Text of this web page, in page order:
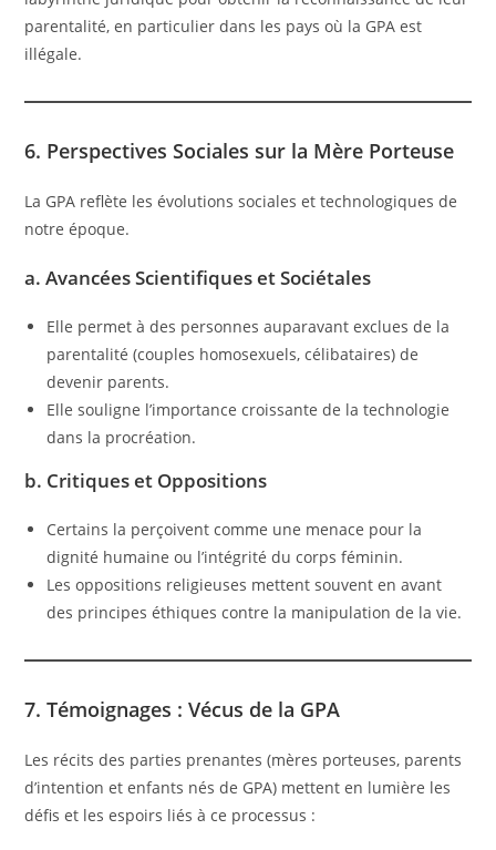
parentalité, en particulier dans les pays où la GPA est
illégale.
6. Perspectives Sociales sur la Mère Porteuse
La GPA reflète les évolutions sociales et technologiques de
notre époque.
a. Avancées Scientifiques et Sociétales
Elle permet à des personnes auparavant exclues de la
parentalité (couples homosexuels, célibataires) de
devenir parents.
Elle souligne l’importance croissante de la technologie
dans la procréation.
b. Critiques et Oppositions
Certains la perçoivent comme une menace pour la
dignité humaine ou l’intégrité du corps féminin.
Les oppositions religieuses mettent souvent en avant
des principes éthiques contre la manipulation de la vie.
7. Témoignages : Vécus de la GPA
Les récits des parties prenantes (mères porteuses, parents
d’intention et enfants nés de GPA) mettent en lumière les
défis et les espoirs liés à ce processus :